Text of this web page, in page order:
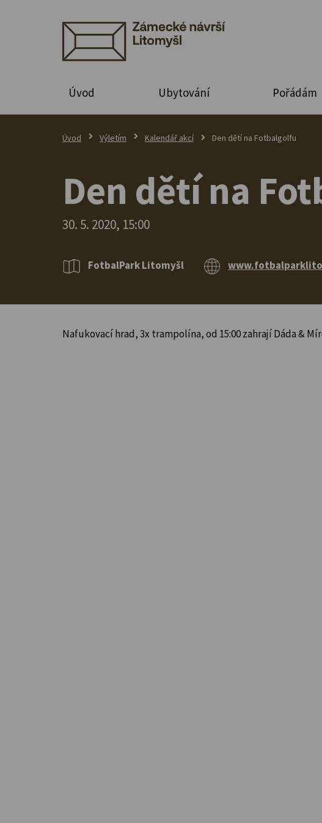
Úvod Ubytování Pořádám
Úvod Výletím Kalendář akcí Den dětí na Fotbalgolfu
Den dětí na
30. 5. 2020, 15:00
FotbalPark Litomyšl
Nafukovací hrad, 3x trampolína, od 15:00 zahrají Dáda &